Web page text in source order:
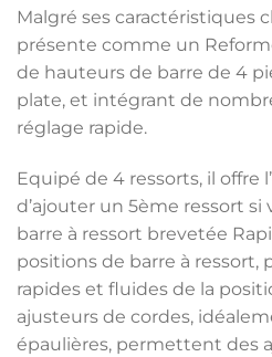
Malgré ses caractéristiques
présente comme un
de hauteurs de barre de 4
plate, et intégrant de
réglage rapide.
Equipé de 4 ressorts, il offre
d’ajouter un 5ème ressort si
barre à ressort brevetée
positions de barre à ressort,
rapides et fluides de la
ajusteurs de cordes,
épaulières, permettent des